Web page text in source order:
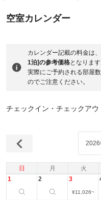
空室カレンダー
カレンダー記載の料金は
1泊]の参考価格となります
実際にご予約される部屋
のでご注意ください。
チェックイン・チェックア
日 月 火
2026
1 2 3
¥11,026~